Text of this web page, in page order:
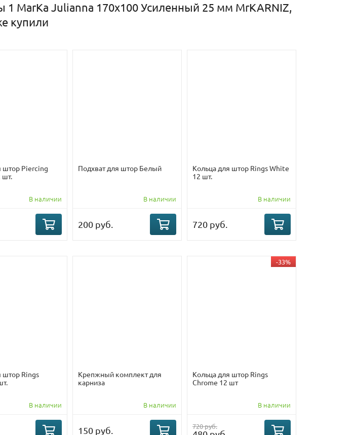
MarKa Julianna 170х100 Усиленный 25 мм MrKARNIZ,
купили
штор Piercing
шт.
В наличии
Подхват для штор Белый
В наличии
200 руб.
Кольца для штор Rings White
12 шт.
В наличии
720 руб.
штор Rings
В наличии
Крепжный комплект для
карниза
В наличии
150 руб.
-33%
Кольца для штор Rings
Chrome 12 шт
В наличии
720 руб.